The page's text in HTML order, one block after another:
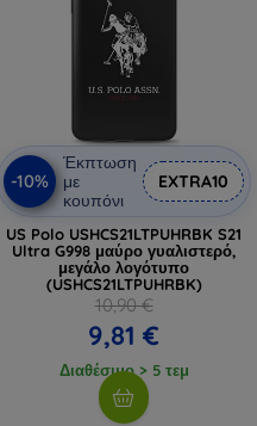
-10%
Έκπτωση
με
κουπόνι
EXTRA10
US Polo USHCS21LTPUHRBK S21
Ultra G998 μαύρο γυαλιστερό,
μεγάλο λογότυπο
(USHCS21LTPUHRBK)
10,90 €
9,81 €
Διαθέσιμο > 5 τεμ